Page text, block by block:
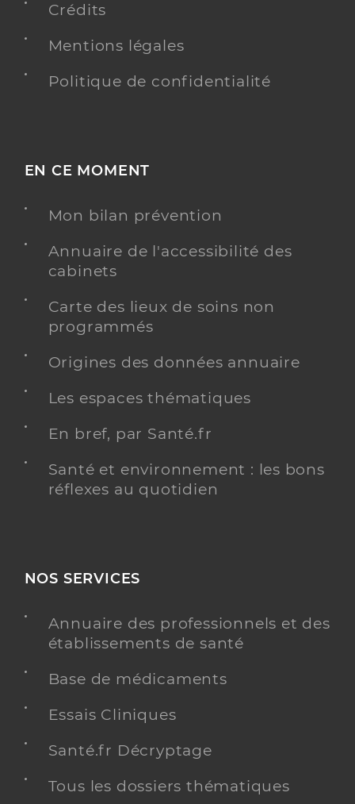
Crédits
Mentions légales
Politique de confidentialité
EN CE MOMENT
Mon bilan prévention
Annuaire de l'accessibilité des
cabinets
Carte des lieux de soins non
programmés
Origines des données annuaire
Les espaces thématiques
En bref, par Santé.fr
Santé et environnement : les bons
réflexes au quotidien
NOS SERVICES
Annuaire des professionnels et des
établissements de santé
Base de médicaments
Essais Cliniques
Santé.fr Décryptage
Tous les dossiers thématiques